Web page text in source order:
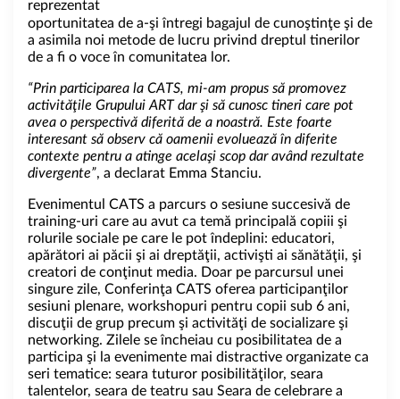
reprezentat
oportunitatea de a-şi întregi bagajul de cunoştinţe şi de
a asimila noi metode de lucru privind dreptul tinerilor
de a fi o voce în comunitatea lor.
“Prin participarea la CATS, mi-am propus să promovez
activităţile Grupului ART dar şi să cunosc tineri care pot
avea o perspectivă diferită de a noastră. Este foarte
interesant să observ că oamenii evoluează în diferite
contexte pentru a atinge acelaşi scop dar având rezultate
divergente”, a declarat Emma Stanciu.
Evenimentul CATS a parcurs o sesiune succesivă de
training-uri care au avut ca temă principală copiii şi
rolurile sociale pe care le pot îndeplini: educatori,
apărători ai păcii şi ai dreptăţii, activişti ai sănătăţii, şi
creatori de conţinut media. Doar pe parcursul unei
singure zile, Conferinţa CATS oferea participanţilor
sesiuni plenare, workshopuri pentru copii sub 6 ani,
discuţii de grup precum şi activităţi de socializare şi
networking. Zilele se încheiau cu posibilitatea de a
participa şi la evenimente mai distractive organizate ca
seri tematice: seara tuturor posibilităţilor, seara
talentelor, seara de teatru sau Seara de celebrare a